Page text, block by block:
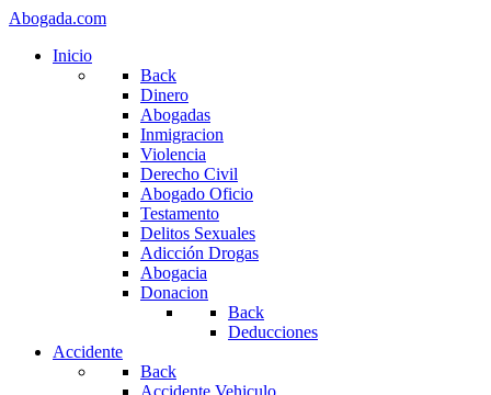
Abogada.com
Inicio
Back
Dinero
Abogadas
Inmigracion
Violencia
Derecho Civil
Abogado Oficio
Testamento
Delitos Sexuales
Adicción Drogas
Abogacia
Donacion
Back
Deducciones
Accidente
Back
Accidente Vehiculo